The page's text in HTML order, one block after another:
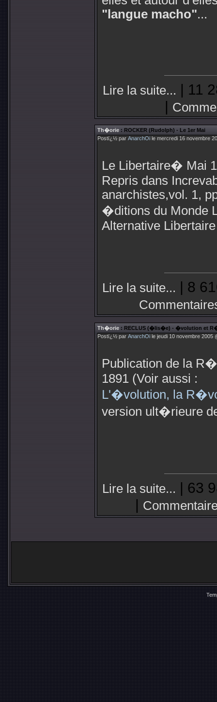
"langue macho"...
Lire la suite... | 11
|
Th�orie : ROCKER (Rudolph) - Le 1er Mai
Postï¿½ par AnarchOi le mercredi 16 novembre
Le Libertaire� Mai
Repris dans
anarchistes,vol. 1,
�ditions du Monde
Alternative
Lire la suite... | 8
Th�orie : RECLUS (�lis�e) - �volution et
Postï¿½ par AnarchOi le jeudi 10 novembre 2005
Publication de la
1891 (Voir aussi :
L'�volution, la
version ult�rieure
Lire la suite... | 63
|